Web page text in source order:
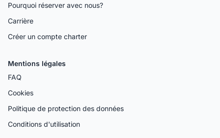
Pourquoi réserver avec nous?
Carrière
Créer un compte charter
Mentions légales
FAQ
Cookies
Politique de protection des données
Conditions d'utilisation